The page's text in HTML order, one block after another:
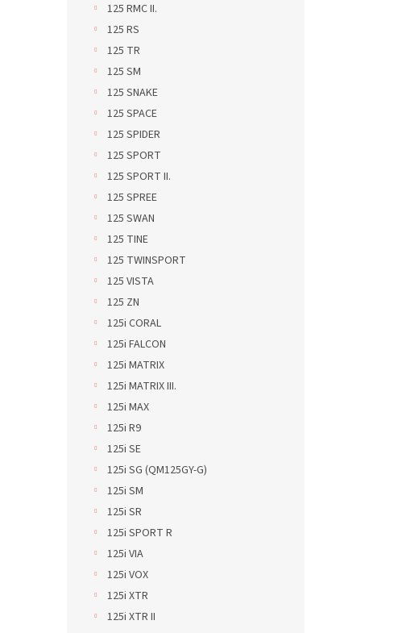
125 RMC II.
125 RS
125 TR
125 SM
125 SNAKE
125 SPACE
125 SPIDER
125 SPORT
125 SPORT II.
125 SPREE
125 SWAN
125 TINE
125 TWINSPORT
125 VISTA
125 ZN
125i CORAL
125i FALCON
125i MATRIX
125i MATRIX III.
125i MAX
125i R9
125i SE
125i SG (QM125GY-G)
125i SM
125i SR
125i SPORT R
125i VIA
125i VOX
125i XTR
125i XTR II